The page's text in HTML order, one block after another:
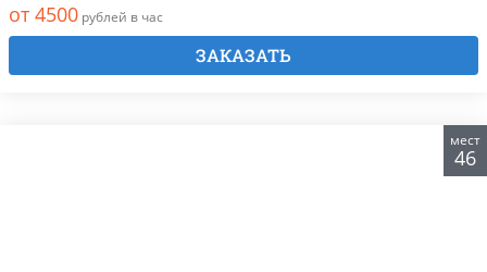
от 4500 рублей в час
ЗАКАЗАТЬ
мест
46